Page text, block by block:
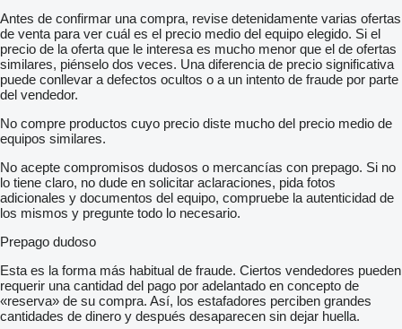
Antes de confirmar una compra, revise detenidamente varias ofertas
de venta para ver cuál es el precio medio del equipo elegido. Si el
precio de la oferta que le interesa es mucho menor que el de ofertas
similares, piénselo dos veces. Una diferencia de precio significativa
puede conllevar a defectos ocultos o a un intento de fraude por parte
del vendedor.
No compre productos cuyo precio diste mucho del precio medio de
equipos similares.
No acepte compromisos dudosos o mercancías con prepago. Si no
lo tiene claro, no dude en solicitar aclaraciones, pida fotos
adicionales y documentos del equipo, compruebe la autenticidad de
los mismos y pregunte todo lo necesario.
Prepago dudoso
Esta es la forma más habitual de fraude. Ciertos vendedores pueden
requerir una cantidad del pago por adelantado en concepto de
«reserva» de su compra. Así, los estafadores perciben grandes
cantidades de dinero y después desaparecen sin dejar huella.